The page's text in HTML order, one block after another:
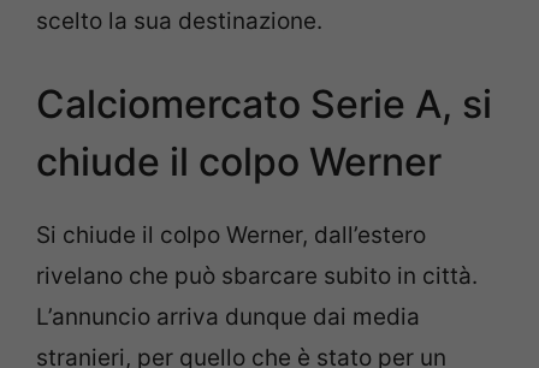
scelto la sua destinazione.
Calciomercato Serie A, si
chiude il colpo Werner
Si chiude il colpo Werner, dall’estero
rivelano che può sbarcare subito in città.
L’annuncio arriva dunque dai media
stranieri, per quello che è stato per un